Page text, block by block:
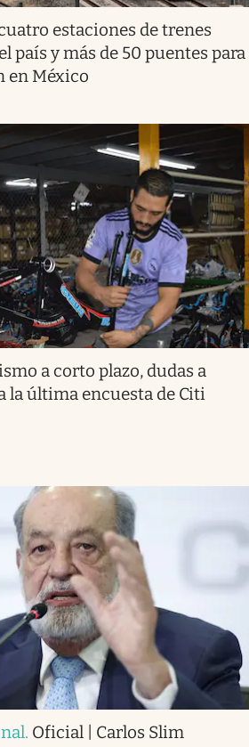
estaciones de trenes
país y más de 50 puentes para
en México
a corto plazo, dudas a
la última encuesta de Citi
. Oficial | Carlos Slim